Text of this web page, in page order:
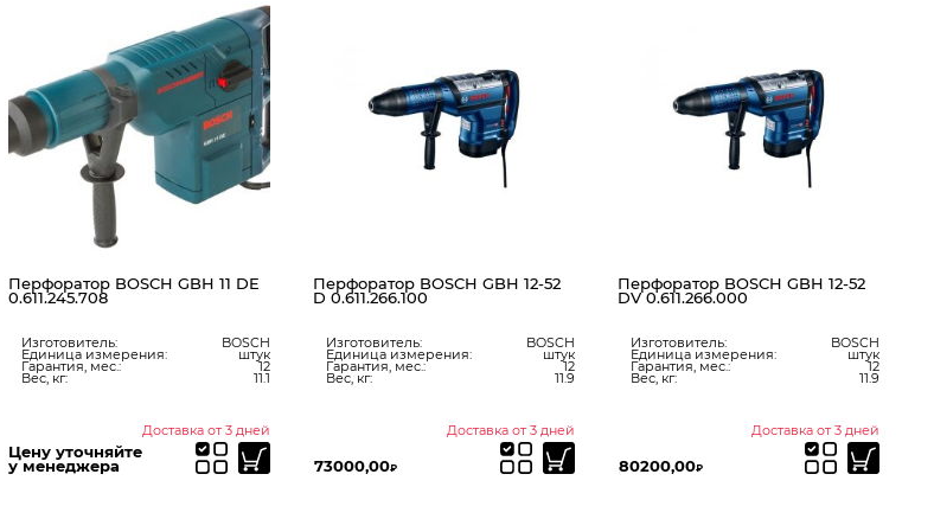
Перфоратор BOSCH GBH 11 DE
0.611.245.708
Изготовитель: BOSCH
Единица измерения: штук
Гарантия, мес.: 12
Вес, кг: 11.1
Доставка от 3 дней
Цену уточняйте
у менеджера
Перфоратор BOSCH GBH 12-52
D 0.611.266.100
Изготовитель: BOSCH
Единица измерения: штук
Гарантия, мес.: 12
Вес, кг: 11.9
Доставка от 3 дней
73000,00₽
Перфоратор BOSCH GBH 12-52
DV 0.611.266.000
Изготовитель: BOSCH
Единица измерения: штук
Гарантия, мес.: 12
Вес, кг: 11.9
Доставка от 3 дней
80200,00₽